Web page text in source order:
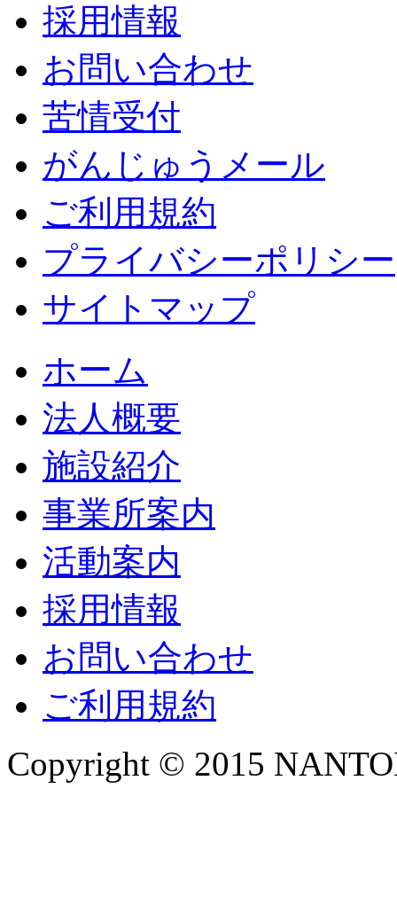
採用情報
お問い合わせ
苦情受付
がんじゅうメール
ご利用規約
プライバシーポリシー
サイトマップ
ホーム
法人概要
施設紹介
事業所案内
活動案内
採用情報
お問い合わせ
ご利用規約
Copyright © 2015